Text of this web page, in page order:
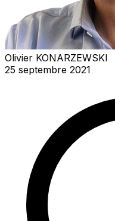
Olivier KONARZEWSKI
25 septembre 2021